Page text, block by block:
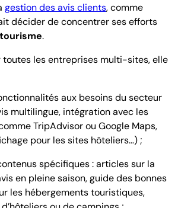
gestion des avis clients, comme
décider de concentrer ses efforts
.
toutes les entreprises multi-sites, elle
aux besoins du secteur
multilingue, intégration avec les
TripAdvisor ou Google Maps,
pour les sites hôteliers…) ;
spécifiques : articles sur la
en pleine saison, guide des bonnes
les hébergements touristiques,